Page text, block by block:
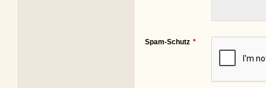
Spam-Schutz